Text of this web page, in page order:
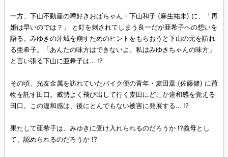
一方、下山不動産の噂好きおばちゃん・下山和子 (麻生祐未) に、「再
婚は早いのでは？」 と釘を刺されてしまう良一だが亜希子への想いを
語る。みゆきの牙城を崩すためのヒントをもらおうと下山の元を訪れ
る亜希子。「あんたの味方はできないよ。私はみゆきちゃんの味方」
と言い張る下山に亜希子は… !?
その頃、光友金属を訪れていたバイク便の青年・麦田章 (佐藤健) に荷
物を託す田口。威勢よく飛び出して行く麦田にどこか違和感を覚える
田口。この違和感は、後にとんでもない被害に発展する… !?
果たして亜希子は、みゆきに受け入れられるのだろうか !?義母とし
て、認められるのだろうか !?